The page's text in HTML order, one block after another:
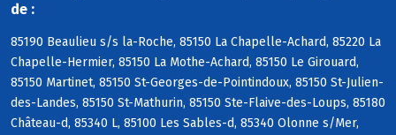
de :
85190 Beaulieu s/s la-Roche, 85150 La Chapelle-Achard, 85220 La
Chapelle-Hermier, 85150 La Mothe-Achard, 85150 Le Girouard,
85150 Martinet, 85150 St-Georges-de-Pointindoux, 85150 St-Julien-
des-Landes, 85150 St-Mathurin, 85150 Ste-Flaive-des-Loups, 85180
Château-d, 85340 L, 85100 Les Sables-d, 85340 Olonne s/Mer,